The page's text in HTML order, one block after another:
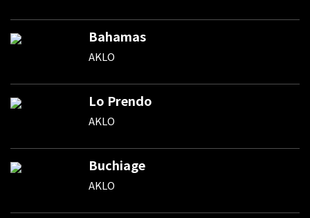
Bahamas
AKLO
Lo Prendo
AKLO
Buchiage
AKLO